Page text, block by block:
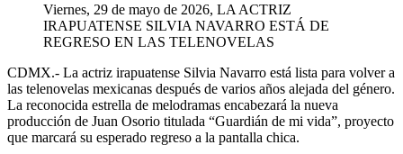
Viernes, 29 de mayo de 2026, LA ACTRIZ
IRAPUATENSE SILVIA NAVARRO ESTÁ DE
REGRESO EN LAS TELENOVELAS
CDMX.- La actriz irapuatense Silvia Navarro está lista para volver a
las telenovelas mexicanas después de varios años alejada del género.
La reconocida estrella de melodramas encabezará la nueva
producción de Juan Osorio titulada “Guardián de mi vida”, proyecto
que marcará su esperado regreso a la pantalla chica.